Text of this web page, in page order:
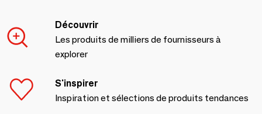
Découvrir
Les produits de milliers de fournisseurs à
explorer
S'inspirer
Inspiration et sélections de produits tendances